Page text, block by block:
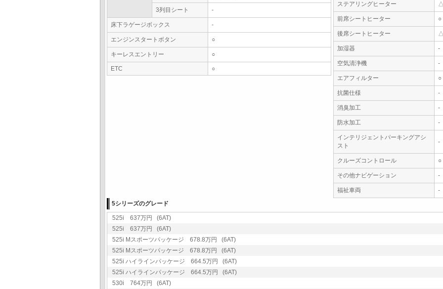
3列目シート -
床下ラゲージボックス -
エンジンスタートボタン ○
キーレスエントリー ○
ETC ○
ステアリングヒーター
前席シートヒーター ○
後席シートヒーター
加湿器 -
空気清浄機 -
エアフィルター ○
抗菌仕様 -
消臭加工 -
防水加工 -
インテリジェントパーキングアシ
スト
-
クルーズコントロール ○
その他ナビゲーション -
福祉車両
-
5シリーズのグレード
525i 637万円 (6AT)
525i 637万円 (6AT)
525i Mスポーツパッケージ 678.8万円 (6AT)
525i Mスポーツパッケージ 678.8万円 (6AT)
525i ハイラインパッケージ 664.5万円 (6AT)
525i ハイラインパッケージ 664.5万円 (6AT)
530i 764万円 (6AT)